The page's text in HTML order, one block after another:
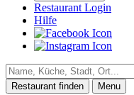
Restaurant Login
Hilfe
Restaurant finden
Menu